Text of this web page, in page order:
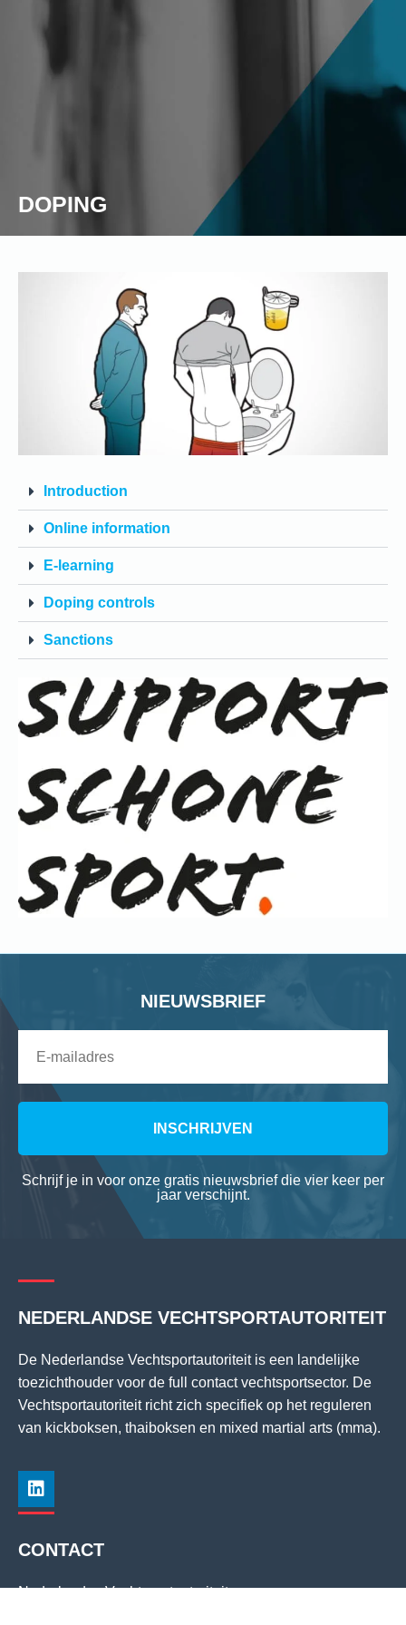
DOPING
Introduction
Online information
E-learning
Doping controls
Sanctions
NIEUWSBRIEF
INSCHRIJVEN
Schrijf je in voor onze gratis nieuwsbrief die vier keer per
jaar verschijnt.
NEDERLANDSE VECHTSPORTAUTORITEIT
De Nederlandse Vechtsportautoriteit is een landelijke
toezichthouder voor de full contact vechtsportsector. De
Vechtsportautoriteit richt zich specifiek op het reguleren
van kickboksen, thaiboksen en mixed martial arts (mma).
CONTACT
Nederlandse Vechtsportautoriteit